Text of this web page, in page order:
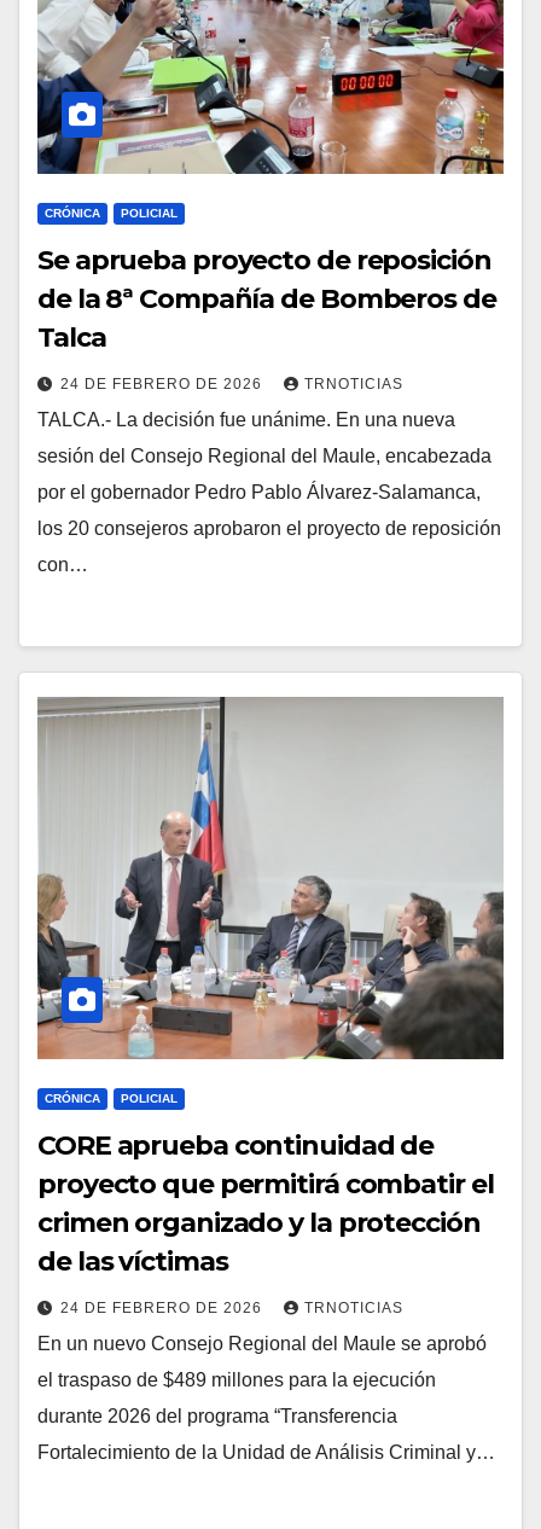
CRÓNICA POLICIAL
Se aprueba proyecto de reposición
de la 8ª Compañía de Bomberos de
Talca
24 DE FEBRERO DE 2026 TRNOTICIAS
TALCA.- La decisión fue unánime. En una nueva
sesión del Consejo Regional del Maule, encabezada
por el gobernador Pedro Pablo Álvarez-Salamanca,
los 20 consejeros aprobaron el proyecto de reposición
con…
CRÓNICA POLICIAL
CORE aprueba continuidad de
proyecto que permitirá combatir el
crimen organizado y la protección
de las víctimas
24 DE FEBRERO DE 2026 TRNOTICIAS
En un nuevo Consejo Regional del Maule se aprobó
el traspaso de $489 millones para la ejecución
durante 2026 del programa “Transferencia
Fortalecimiento de la Unidad de Análisis Criminal y…